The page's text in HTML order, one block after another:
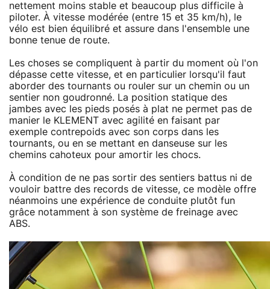
nettement moins stable et beaucoup plus difficile à
piloter. À vitesse modérée (entre 15 et 35 km/h), le
vélo est bien équilibré et assure dans l'ensemble une
bonne tenue de route.
Les choses se compliquent à partir du moment où l'on
dépasse cette vitesse, et en particulier lorsqu'il faut
aborder des tournants ou rouler sur un chemin ou un
sentier non goudronné. La position statique des
jambes avec les pieds posés à plat ne permet pas de
manier le KLEMENT avec agilité en faisant par
exemple contrepoids avec son corps dans les
tournants, ou en se mettant en danseuse sur les
chemins cahoteux pour amortir les chocs.
À condition de ne pas sortir des sentiers battus ni de
vouloir battre des records de vitesse, ce modèle offre
néanmoins une expérience de conduite plutôt fun
grâce notamment à son système de freinage avec
ABS.